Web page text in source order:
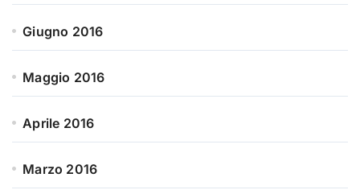
Giugno 2016
Maggio 2016
Aprile 2016
Marzo 2016